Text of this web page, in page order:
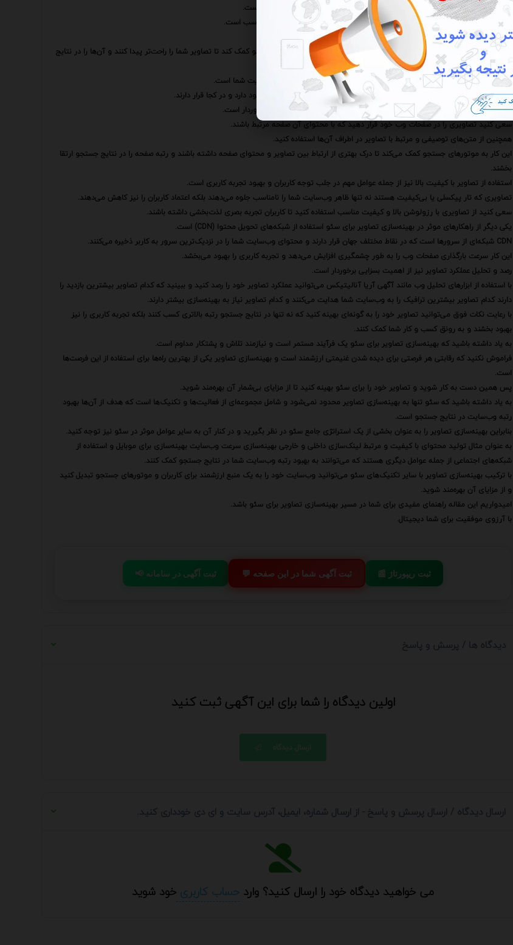
فرمت JPEG برای تصاویر با رنگ‌های زیاد و جزئیات پیچیده مانند عکس‌ها مناسب است.
فرمت PNG برای تصاویر با رنگ‌های محدود و شفافیت مانند لوگوها و آیکون‌ها مناسب است.
فرمت GIF برای تصاویر متحرک کوتاه مناسب است.
استفاده از نقشه سایت تصویری (Image Sitemap) نیز می‌تواند به موتورهای جستجو کمک کند تا تصاویر شما را راحت‌تر پیدا کنند و آن‌ها را در نتایج
جستجو نمایش دهند.
نقشه سایت تصویری فایلی است که حاوی لیستی از تمام تصاویر موجود در وب‌سایت شما است.
این فایل به موتورهای جستجو اطلاع می‌دهد که چه تصاویری در وب‌سایت شما وجود دارد و در کجا قرار دارند.
در کنار نکات فنی فوق بهینه‌سازی محتوای اطراف تصاویر نیز از اهمیت ویژه‌ای برخوردار است.
سعی کنید تصاویری را در صفحات وب خود قرار دهید که با محتوای آن صفحه مرتبط باشند.
همچنین از متن‌های توصیفی و مرتبط با تصاویر در اطراف آن‌ها استفاده کنید.
این کار به موتورهای جستجو کمک می‌کند تا درک بهتری از ارتباط بین تصاویر و محتوای صفحه داشته باشند و رتبه صفحه را در نتایج جستجو ارتقا
بخشند.
استفاده از تصاویر با کیفیت بالا نیز از جمله عوامل مهم در جلب توجه کاربران و بهبود تجربه کاربری است.
تصاویری که تار پیکسلی یا بی‌کیفیت هستند نه تنها ظاهر وب‌سایت شما را نامناسب جلوه می‌دهند بلکه اعتماد کاربران را نیز کاهش می‌دهند.
سعی کنید از تصاویری با رزولوشن بالا و کیفیت مناسب استفاده کنید تا کاربران تجربه بصری لذت‌بخشی داشته باشند.
یکی دیگر از راهکارهای موثر در بهینه‌سازی تصاویر برای سئو استفاده از شبکه‌های تحویل محتوا (CDN) است.
CDN شبکه‌ای از سرورها است که در نقاط مختلف جهان قرار دارند و محتوای وب‌سایت شما را در نزدیک‌ترین سرور به کاربر ذخیره می‌کنند.
این کار سرعت بارگذاری صفحات وب را به طور چشمگیری افزایش می‌دهد و تجربه کاربری را بهبود می‌بخشد.
رصد و تحلیل عملکرد تصاویر نیز از اهمیت بسزایی برخوردار است.
با استفاده از ابزارهای تحلیل وب مانند آگهی آریا آنالیتیکس می‌توانید عملکرد تصاویر خود را رصد کنید و ببینید که کدام تصاویر بیشترین بازدید را
دارند کدام تصاویر بیشترین ترافیک را به وب‌سایت شما هدایت می‌کنند و کدام تصاویر نیاز به بهینه‌سازی بیشتر دارند.
با رعایت نکات فوق می‌توانید تصاویر خود را به گونه‌ای بهینه کنید که نه تنها در نتایج جستجو رتبه بالاتری کسب کنند بلکه تجربه کاربری را نیز
بهبود بخشند و به رونق کسب و کار شما کمک کنند.
به یاد داشته باشید که بهینه‌سازی تصاویر برای سئو یک فرآیند مستمر است و نیازمند تلاش و پشتکار مداوم است.
فراموش نکنید که رقابتی هر فرصتی برای دیده شدن غنیمتی ارزشمند است و بهینه‌سازی تصاویر یکی از بهترین راه‌ها برای استفاده از این فرصت‌ها
است.
پس همین دست به کار شوید و تصاویر خود را برای سئو بهینه کنید تا از مزایای بی‌شمار آن بهره‌مند شوید.
به یاد داشته باشید که سئو تنها به بهینه‌سازی تصاویر محدود نمی‌شود و شامل مجموعه‌ای از فعالیت‌ها و تکنیک‌ها است که هدف از آن‌ها بهبود
رتبه وب‌سایت در نتایج جستجو است.
بنابراین بهینه‌سازی تصاویر را به عنوان بخشی از یک استراتژی جامع سئو در نظر بگیرید و در کنار آن به سایر عوامل موثر در سئو نیز توجه کنید.
به عنوان مثال تولید محتوای با کیفیت و مرتبط لینک‌سازی داخلی و خارجی بهینه‌سازی سرعت وب‌سایت بهینه‌سازی برای موبایل و استفاده از
شبکه‌های اجتماعی از جمله عوامل دیگری هستند که می‌توانند به بهبود رتبه وب‌سایت شما در نتایج جستجو کمک کنند.
با ترکیب بهینه‌سازی تصاویر با سایر تکنیک‌های سئو می‌توانید وب‌سایت خود را به یک منبع ارزشمند برای کاربران و موتورهای جستجو تبدیل کنید
و از مزایای آن بهره‌مند شوید.
امیدواریم این مقاله راهنمای مفیدی برای شما در مسیر بهینه‌سازی تصاویر برای سئو باشد.
با آرزوی موفقیت برای شما دیجیتال.
📢 ثبت آگهی در سامانه 💬 ثبت آگهی شما در این صفحه 📰 ثبت ریپورتاژ
دیدگاه ها / پرسش و پاسخ
اولین دیدگاه را شما برای این آگهی ثبت کنید
ارسال دیدگاه
ارسال دیدگاه / ارسال پرسش و پاسخ - از ارسال شماره، ایمیل، آدرس سایت و ای دی خودداری کنید.
می خواهید دیدگاه خود را ارسال کنید؟ وارد حساب کاربری خود شوید